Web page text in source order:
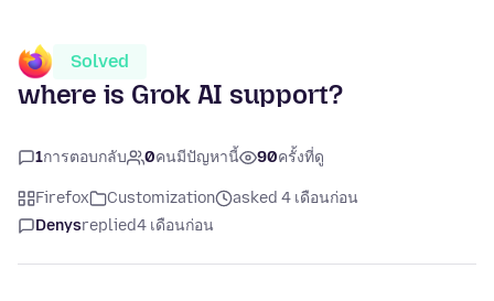
Solved
where is Grok AI support?
1การตอบกลับ 0คนมีปัญหานี้ 90ครั้งที่ดู
Firefox Customization
asked 4 เดือนก่อน
Denysreplied4 เดือนก่อน